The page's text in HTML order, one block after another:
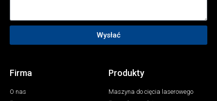
Wysłać
Firma
O nas
Produkty
Maszyna do cięcia laserowego